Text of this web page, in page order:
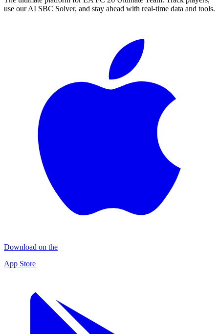
use our AI SBC Solver, and stay ahead with real-time data and tools.
Download on the
App Store